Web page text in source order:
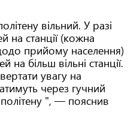
вільний. У разі
на станції (кожна
прийому населення)
більш вільні станції.
увагу на
через гучний
", — пояснив